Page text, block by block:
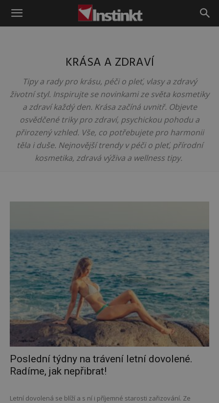
Instinkt
KRÁSA A ZDRAVÍ
Tipy a rady pro krásu, péči o pleť, vlasy a zdravý
životní styl. Inspirujte se novinkami ze světa kosmetiky
a zdraví každý den. Krása začíná uvnitř. Objevte
osvědčené triky pro zdraví, psychickou pohodu a
přirozený vzhled. Vše, co potřebujete pro harmonii
těla i duše. Nejnovější trendy v péči o pleť, přírodní
kosmetika, zdravá výživa a wellness tipy.
Poslední týdny na trávení letní dovolené.
Radíme, jak nepřibrat!
Letní dovolená se blíží a s ní i příjemné starosti zařizování. Ze